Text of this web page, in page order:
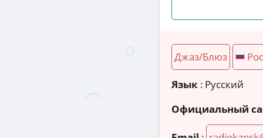
Джаз/Блюз
Язык : Русский
Официальный